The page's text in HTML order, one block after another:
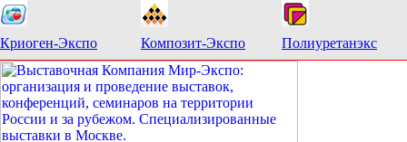
Криоген-Экспо Композит-Экспо Полиуретанэкс